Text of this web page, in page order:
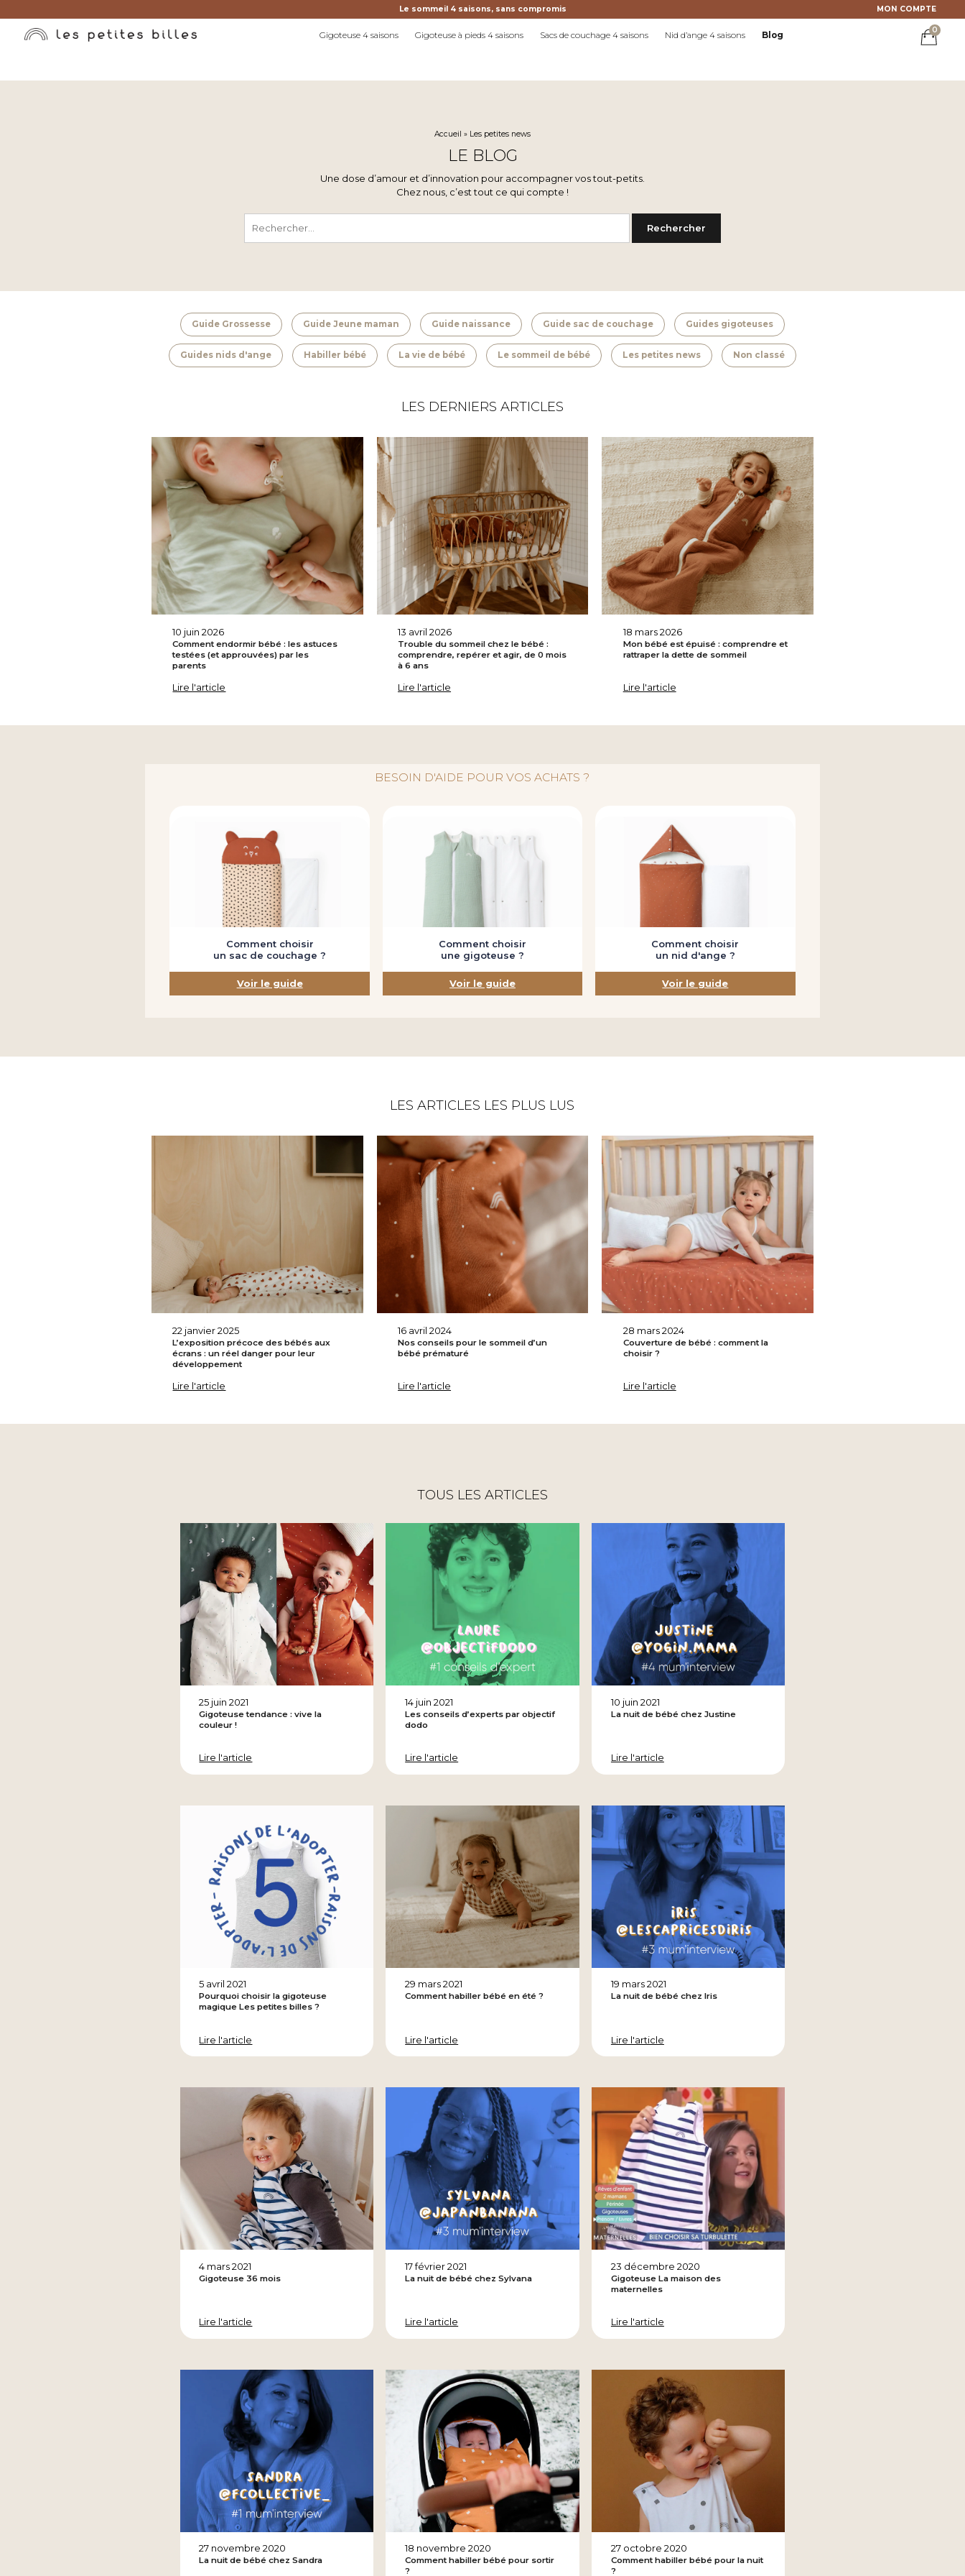
Le sommeil 4 saisons, sans compromis MON COMPTE
Gigoteuse 4 saisons Gigoteuse à pieds 4 saisons Sacs de couchage 4 saisons Nid d’ange 4 saisons Blog
0
Accueil » Les petites news
LE BLOG
Une dose d’amour et d’innovation pour accompagner vos tout-petits.
Chez nous, c’est tout ce qui compte !
Guide Grossesse Guide Jeune maman Guide naissance Guide sac de couchage Guides gigoteuses
Guides nids d'ange Habiller bébé La vie de bébé Le sommeil de bébé Les petites news Non classé
LES DERNIERS ARTICLES
10 juin 2026
Comment endormir bébé : les astuces
testées (et approuvées) par les
parents
Lire l'article
13 avril 2026
Trouble du sommeil chez le bébé :
comprendre, repérer et agir, de 0 mois
à 6 ans
Lire l'article
18 mars 2026
Mon bébé est épuisé : comprendre et
rattraper la dette de sommeil
Lire l'article
BESOIN D'AIDE POUR VOS ACHATS ?
Comment choisir
un sac de couchage ?
Voir le guide
Comment choisir
une gigoteuse ?
Voir le guide
Comment choisir
un nid d'ange ?
Voir le guide
LES ARTICLES LES PLUS LUS
22 janvier 2025
L’exposition précoce des bébés aux
écrans : un réel danger pour leur
développement
Lire l'article
16 avril 2024
Nos conseils pour le sommeil d’un
bébé prématuré
Lire l'article
28 mars 2024
Couverture de bébé : comment la
choisir ?
Lire l'article
petites
news
TOUS LES ARTICLES
25 juin 2021
Gigoteuse tendance : vive la
couleur !
Lire l'article
14 juin 2021
Les conseils d’experts par objectif
dodo
Lire l'article
10 juin 2021
La nuit de bébé chez Justine
Lire l'article
5 avril 2021
Pourquoi choisir la gigoteuse
magique Les petites billes ?
Lire l'article
29 mars 2021
Comment habiller bébé en été ?
Lire l'article
19 mars 2021
La nuit de bébé chez Iris
Lire l'article
4 mars 2021
Gigoteuse 36 mois
Lire l'article
17 février 2021
La nuit de bébé chez Sylvana
Lire l'article
23 décembre 2020
Gigoteuse La maison des
maternelles
Lire l'article
27 novembre 2020
La nuit de bébé chez Sandra
18 novembre 2020
Comment habiller bébé pour sortir
?
27 octobre 2020
Comment habiller bébé pour la nuit
?